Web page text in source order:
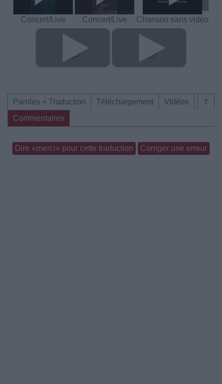
Concert/Live Concert/Live Chanson sans vidéo
⇑
Paroles + Traduction Téléchargement
Vidéos
Commentaires
Dire «merci» pour cette traduction Corriger une erreur